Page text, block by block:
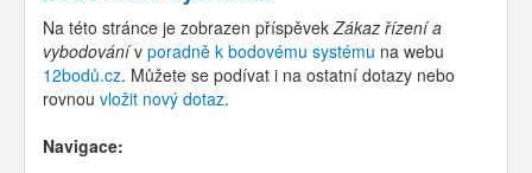
Na této stránce je zobrazen příspěvek Zákaz řízení a
vybodovánív poradně k bodovému systému na webu
12bodů.cz. Můžete se podívat i na ostatní dotazy nebo
rovnou vložit nový dotaz.
Navigace: